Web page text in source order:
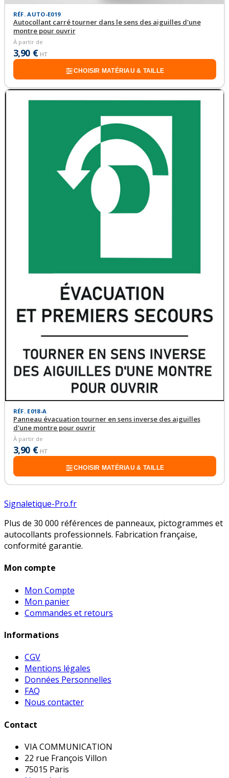
RÉF. AUTO-E019
Autocollant carré tourner dans le sens des aiguilles d'une
montre pour ouvrir
À partir de
3,90 € HT
CHOISIR MATÉRIAU & TAILLE
RÉF. E018-A
Panneau évacuation tourner en sens inverse des aiguilles
d'une montre pour ouvrir
À partir de
3,90 € HT
CHOISIR MATÉRIAU & TAILLE
Signaletique-Pro.fr
Plus de 30 000 références de panneaux, pictogrammes et
autocollants professionnels. Fabrication française,
conformité garantie.
Mon compte
Mon Compte
Mon panier
Commandes et retours
Informations
CGV
Mentions légales
Données Personnelles
FAQ
Nous contacter
Contact
VIA COMMUNICATION
22 rue François Villon
75015 Paris